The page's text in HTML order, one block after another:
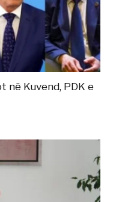
në Kuvend, PDK e